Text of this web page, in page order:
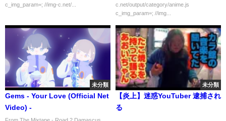
c_img_param=; //img-c.net/...
c.net/output/category/anime.js
c_img_param=; //img...
未分類
Gems - Your Love (Official Net
Video) -
未分類
【炎上】迷惑YouTuber 逮捕され
る